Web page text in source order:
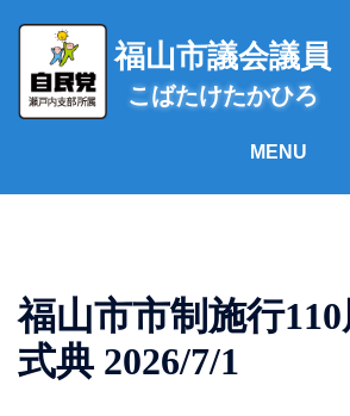
ス
福山市議会議員
こばたけたかひろ
福山市市制施行
式典 2026/7/1